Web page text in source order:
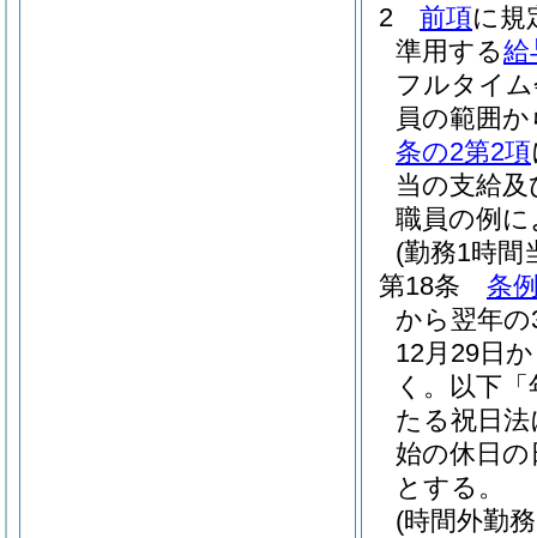
2
前項に規
準用する給
フルタイ
員の範囲
条の2第2項
当の支給
職員の例
(勤務1時間
第18条
条
から翌年
12月29日
く。以下
たる祝日
始の休日
とする。
(時間外勤